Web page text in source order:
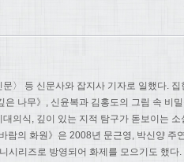
〉 등 신문사와 잡지사 기자로 일했다. 집
나무》, 신윤복과 김홍도의 그림 속 비
의식, 깊이 있는 지적 탐구가 돋보이는
람의 화원》은 2008년 문근영, 박신양 주
시리즈로 방영되어 화제를 모으기도 했다.